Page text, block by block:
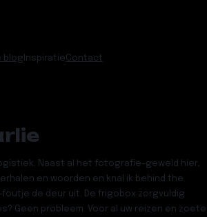
blog InspiratieContact
Naast al het fotografie-geweld hier,
en woorden en knal ik behind the
de deur uit. De frigobox zorgvuldig
Geen probleem. Voor al uw reizen en zoete